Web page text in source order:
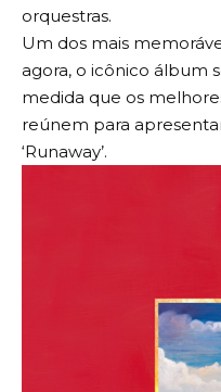
orquestras.
Um dos mais
agora, o icônico álbum
medida que os
reúnem para
‘Runaway’.